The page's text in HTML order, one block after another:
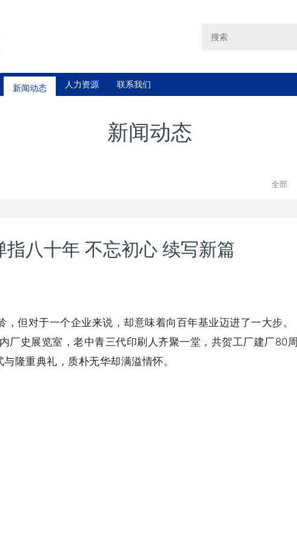
新闻动态 人力资源 联系我们
新闻动态
全部
八十年 不忘初心 续写新篇
但对于一个企业来说，却意味着向百年基业迈进了一大步。
厂史展览室，老中青三代印刷人齐聚一堂，共贺工厂建厂80周
隆重典礼，质朴无华却满溢情怀。